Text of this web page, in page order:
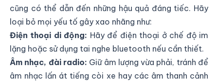
cũng có thể dẫn đến những hậu quả đáng tiếc. Hãy
loại bỏ mọi yếu tố gây xao nhãng như:
Điện thoại di động: Hãy để điện thoại ở chế độ im
lặng hoặc sử dụng tai nghe bluetooth nếu cần thiết.
Âm nhạc, đài radio: Giữ âm lượng vừa phải, tránh để
âm nhạc lấn át tiếng còi xe hay các âm thanh cảnh